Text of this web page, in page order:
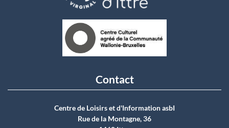
Contact
Centre de Loisirs et d'Information asbI
Rue de la Montagne, 36